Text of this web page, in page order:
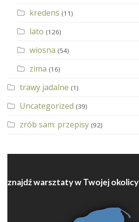
kredens (11)
lato (126)
wiosna (54)
zima (16)
trawy jadalne (1)
Uncategorized (39)
zrób sam: przepisy (92)
znajdź warsztaty w Twojej okolicy